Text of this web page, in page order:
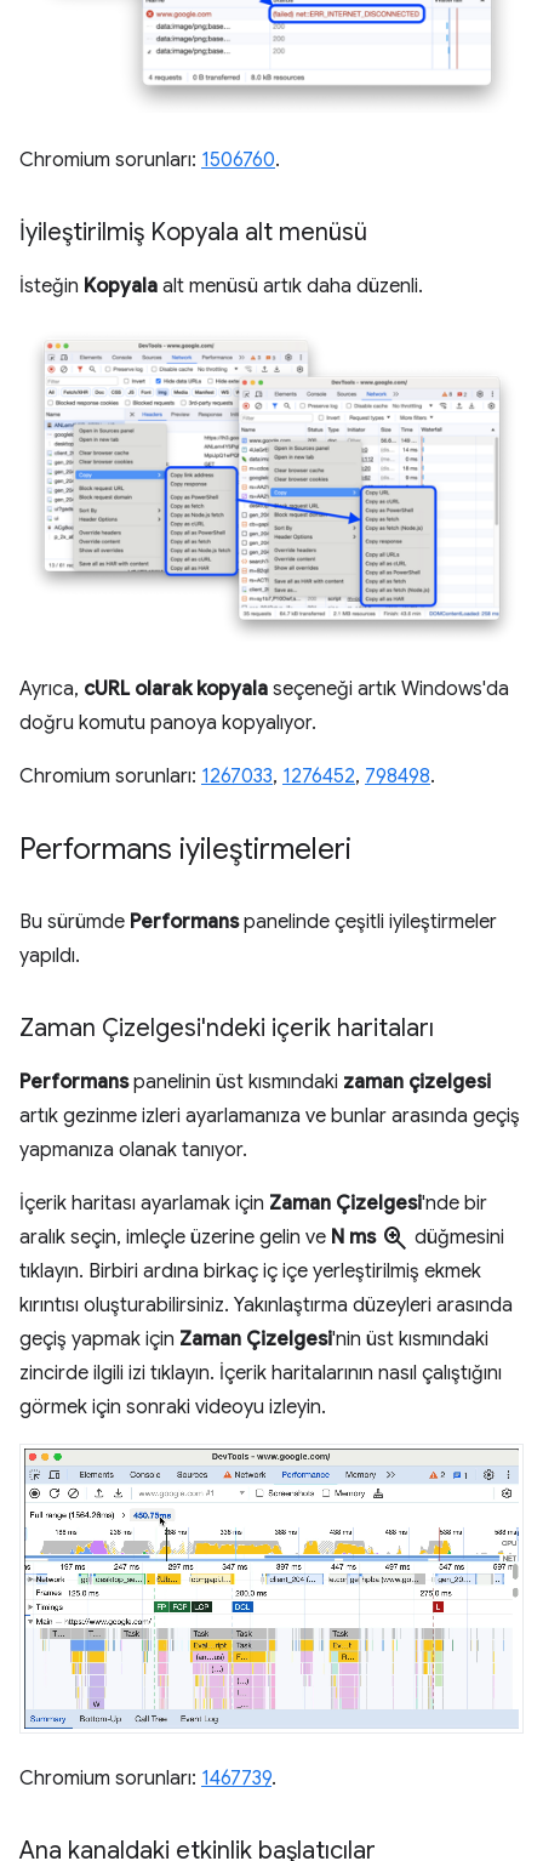
Chromium sorunları: 1506760.
İyileştirilmiş Kopyala alt menüsü
İsteğin Kopyala alt menüsü artık daha düzenli.
Ayrıca, cURL olarak kopyala seçeneği artık Windows'da
doğru komutu panoya kopyalıyor.
Chromium sorunları: 1267033, 1276452, 798498.
Performans iyileştirmeleri
Bu sürümde Performanspanelinde çeşitli iyileştirmeler
yapıldı.
Zaman Çizelgesi'ndeki içerik haritaları
Performanspanelinin üst kısmındaki zaman çizelgesi
artık gezinme izleri ayarlamanıza ve bunlar arasında geçiş
yapmanıza olanak tanıyor.
İçerik haritası ayarlamak için Zaman Çizelgesi'nde bir
aralık seçin, imleçle üzerine gelin ve N ms zoom_in düğmesini
tıklayın. Birbiri ardına birkaç iç içe yerleştirilmiş ekmek
kırıntısı oluşturabilirsiniz. Yakınlaştırma düzeyleri arasında
geçiş yapmak için Zaman Çizelgesi'nin üst kısmındaki
zincirde ilgili izi tıklayın. İçerik haritalarının nasıl çalıştığını
görmek için sonraki videoyu izleyin.
Chromium sorunları: 1467739.
Ana kanaldaki etkinlik başlatıcılar